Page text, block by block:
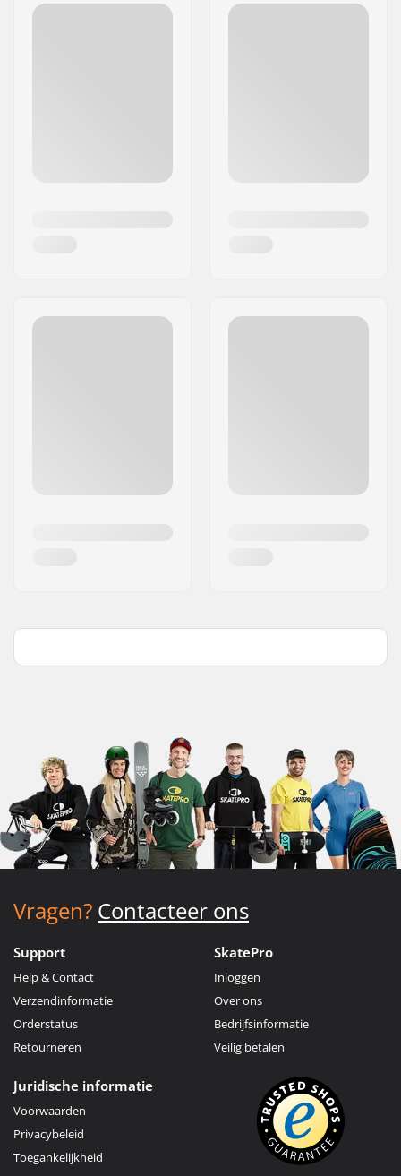
Vragen? Contacteer ons
Support
Help & Contact
Verzendinformatie
Orderstatus
Retourneren
SkatePro
Inloggen
Over ons
Bedrijfsinformatie
Veilig betalen
Juridische informatie
Voorwaarden
Privacybeleid
Toegankelijkheid